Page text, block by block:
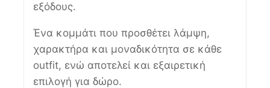
εξόδους.
Ένα κομμάτι που προσθέτει λάμψη,
χαρακτήρα και μοναδικότητα σε κάθε
outfit, ενώ αποτελεί και εξαιρετική
επιλογή για δώρο.